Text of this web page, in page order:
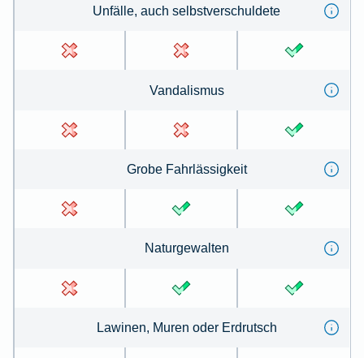
Un­fälle, auch selbst­ver­schul­de­te
Van­dal­is­mus
Gro­be Fahrl­ässig­keit
Na­tur­ge­wal­ten
La­winen, Mu­ren oder Erd­rutsch